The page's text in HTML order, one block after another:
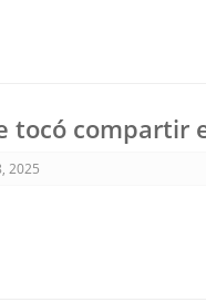
tocó compartir
2025